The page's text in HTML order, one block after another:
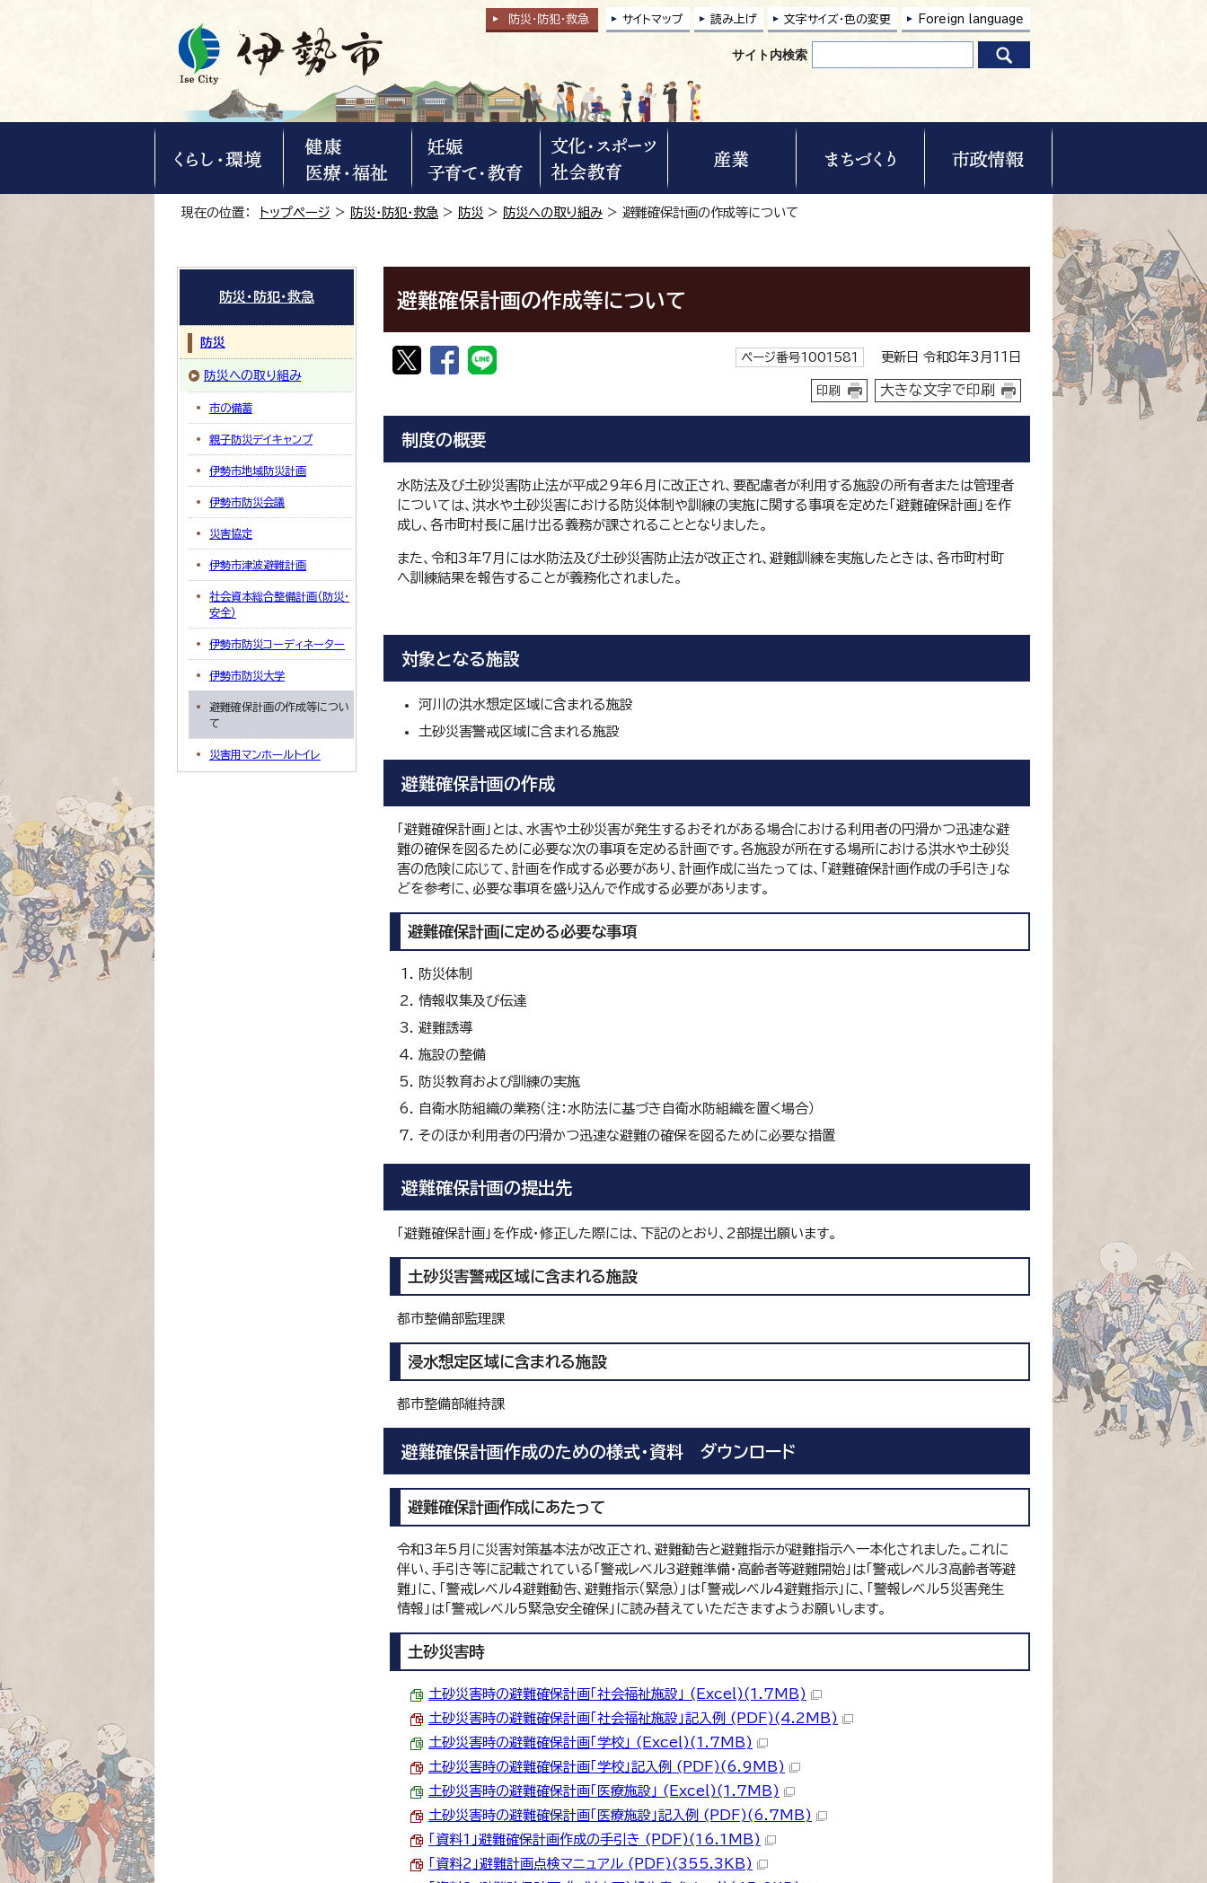
防災・防犯・救急 サイトマップ 読み上げ 文字サイズ・色の変更 Foreign language
サイト内検索
現在の位置： トップページ > 防災・防犯・救急 > 防災 > 防災への取り組み > 避難確保計画の作成等について
避難確保計画の作成等について
ページ番号1001581 更新日 令和8年3月11日
印刷 大きな文字で印刷
制度の概要
水防法及び土砂災害防止法が平成29年6月に改正され、要配慮者が利用する施設の所有者または管理者
については、洪水や土砂災害における防災体制や訓練の実施に関する事項を定めた「避難確保計画」を作
成し、各市町村長に届け出る義務が課されることとなりました。
また、令和3年7月には水防法及び土砂災害防止法が改正され、避難訓練を実施したときは、各市町村町
へ訓練結果を報告することが義務化されました。
対象となる施設
河川の洪水想定区域に含まれる施設
土砂災害警戒区域に含まれる施設
避難確保計画の作成
「避難確保計画」とは、水害や土砂災害が発生するおそれがある場合における利用者の円滑かつ迅速な避
難の確保を図るために必要な次の事項を定める計画です。各施設が所在する場所における洪水や土砂災
害の危険に応じて、計画を作成する必要があり、計画作成に当たっては、「避難確保計画作成の手引き」な
どを参考に、必要な事項を盛り込んで作成する必要があります。
避難確保計画に定める必要な事項
防災体制
情報収集及び伝達
避難誘導
施設の整備
防災教育および訓練の実施
自衛水防組織の業務（注：水防法に基づき自衛水防組織を置く場合）
そのほか利用者の円滑かつ迅速な避難の確保を図るために必要な措置
避難確保計画の提出先
「避難確保計画」を作成・修正した際には、下記のとおり、2部提出願います。
土砂災害警戒区域に含まれる施設
都市整備部監理課
浸水想定区域に含まれる施設
都市整備部維持課
避難確保計画作成のための様式・資料 ダウンロード
避難確保計画作成にあたって
令和3年5月に災害対策基本法が改正され、避難勧告と避難指示が避難指示へ一本化されました。これに
伴い、手引き等に記載されている「警戒レベル3避難準備・高齢者等避難開始」は「警戒レベル3高齢者等避
難」に、「警戒レベル4避難勧告、避難指示（緊急）」は「警戒レベル4避難指示」に、「警報レベル5災害発生
情報」は「警戒レベル5緊急安全確保」に読み替えていただきますようお願いします。
土砂災害時
土砂災害時の避難確保計画「社会福祉施設」 (Excel)(1.7MB)
土砂災害時の避難確保計画「社会福祉施設」記入例 (PDF)(4.2MB)
土砂災害時の避難確保計画「学校」 (Excel)(1.7MB)
土砂災害時の避難確保計画「学校」記入例 (PDF)(6.9MB)
土砂災害時の避難確保計画「医療施設」 (Excel)(1.7MB)
土砂災害時の避難確保計画「医療施設」記入例 (PDF)(6.7MB)
「資料1」避難確保計画作成の手引き (PDF)(16.1MB)
「資料2」避難計画点検マニュアル (PDF)(355.3KB)
防災・防犯・救急
防災
防災への取り組み
市の備蓄
親子防災デイキャンプ
伊勢市地域防災計画
伊勢市防災会議
災害協定
伊勢市津波避難計画
社会資本総合整備計画（防災・
安全）
伊勢市防災コーディネーター
伊勢市防災大学
避難確保計画の作成等につい
て
災害用マンホールトイレ